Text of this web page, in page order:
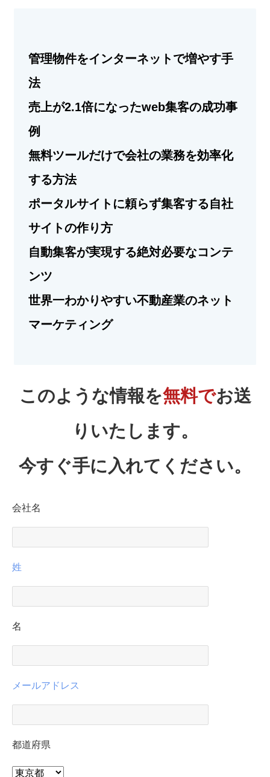
管理物件をインターネットで増やす手
法
売上が2.1倍になったweb集客の成功事
例
無料ツールだけで会社の業務を効率化
する方法
ポータルサイトに頼らず集客する自社
サイトの作り方
自動集客が実現する絶対必要なコンテ
ンツ
世界一わかりやすい不動産業のネット
マーケティング
このような情報を無料でお送
りいたします。
今すぐ手に入れてください。
会社名
姓
名
メールアドレス
都道府県